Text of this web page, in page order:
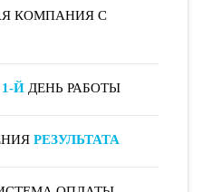
КОМПАНИЯ С
1-Й ДЕНЬ РАБОТЫ
РЕЗУЛЬТАТА